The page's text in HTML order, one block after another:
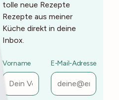
tolle neue Rezepte
Rezepte aus meiner
Küche direkt in deine
Inbox.
Vorname E-Mail-Adresse